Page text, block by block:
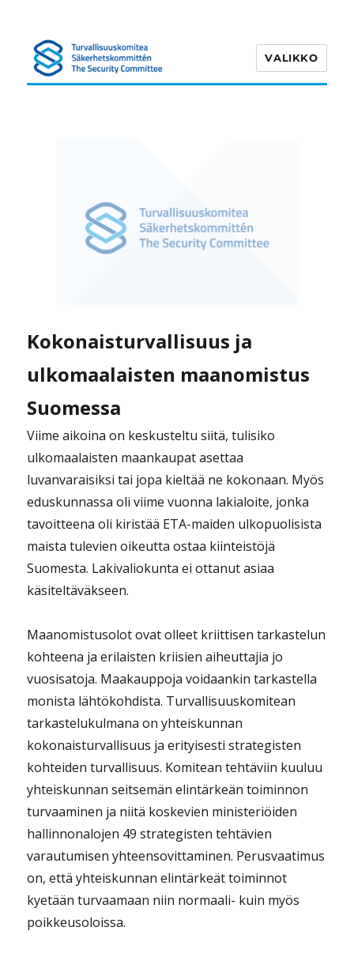
VALIKKO
Kokonaisturvallisuus ja
ulkomaalaisten maanomistus
Suomessa
Viime aikoina on keskusteltu siitä, tulisiko
ulkomaalaisten maankaupat asettaa
luvanvaraisiksi tai jopa kieltää ne kokonaan. Myös
eduskunnassa oli viime vuonna lakialoite, jonka
tavoitteena oli kiristää ETA-maiden ulkopuolisista
maista tulevien oikeutta ostaa kiinteistöjä
Suomesta. Lakivaliokunta ei ottanut asiaa
käsiteltäväkseen.
Maanomistusolot ovat olleet kriittisen tarkastelun
kohteena ja erilaisten kriisien aiheuttajia jo
vuosisatoja. Maakauppoja voidaankin tarkastella
monista lähtökohdista. Turvallisuuskomitean
tarkastelukulmana on yhteiskunnan
kokonaisturvallisuus ja erityisesti strategisten
kohteiden turvallisuus. Komitean tehtäviin kuuluu
yhteiskunnan seitsemän elintärkeän toiminnon
turvaaminen ja niitä koskevien ministeriöiden
hallinnonalojen 49 strategisten tehtävien
varautumisen yhteensovittaminen. Perusvaatimus
on, että yhteiskunnan elintärkeät toiminnot
kyetään turvaamaan niin normaali- kuin myös
poikkeusoloissa.